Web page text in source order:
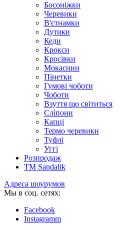
Босоніжки
Черевики
В'єтнамки
Дутики
Кеди
Крокси
Кросівки
Мокасини
Пінетки
Гумові чоботи
Чоботи
Взуття що світиться
Сліпони
Капці
Термо черевики
Туфлі
Уггі
Розпродаж
TM Sandalik
Адреса шоурумов
Мы в соц. сетях:
Facebook
Instagramm